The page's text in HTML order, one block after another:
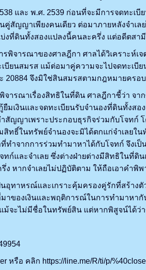
ละ พ.ศ. 2539 ก่อนที่จะมีการจดทะเบีย
คู่สัญญาเพียงคนเดียว ต่อมาภายหลังจำ
งที่ดินทั้งสองแปลงนี้คนละครึ่ง แต่อดีตส
รณาของศาลฎีกา ศาลได้วิเคราะห์เจต
บียนสมรส แม้ต่อมาคู่ความจะไปจดทะเ
20884 จึงมิใช่สินสมรสตามกฎหมายครอ
ณาเรื่องสิทธิในที่ดิน ศาลฎีกาชี้ว่า จากข้
เงินและจดทะเบียนรับจำนองที่ดินทั้งสอ
ำสัญญาเพราะประกอบธุรกิจร่วมกับโจท
ทธิ์ในทรัพย์จำนองจะมิได้ตกแก่จำเลยใ
ำจากการร่วมทำมาหาได้กับโจทก์ จึงเ
ทก์และจำเลย ซึ่งต่างฝ่ายต่างมีสิทธิในที่ดิ
หากจำเลยไม่ปฏิบัติตาม ให้ถือเอาคำพิพ
หรณ์และเกราะคุ้มครองคู่รักที่สร้างตัว
มาของเงินและพฤติการณ์ในการทำมาห
ม้จะไม่มีชื่อในทรัพย์สิน แต่หากพิสูจน์ได้
หรือ คลิก https://line.me/R/ti/p/